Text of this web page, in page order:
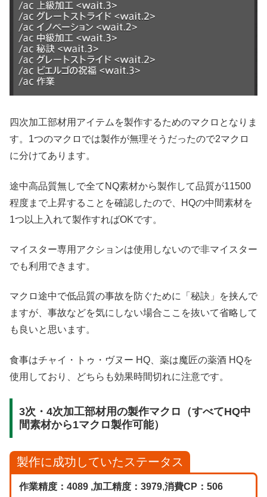
四次加工部材用アイテムを製作するためのマクロとなりま
す。1つのマクロでは製作が無理そうだったので2マクロ
に分けてあります。
途中高品質無しで全てNQ素材から製作して品質が11500
程度まで上昇することを確認したので、HQの中間素材を
1つ以上入れて製作すればOKです。
マイスター専用アクションは使用しないので非マイスター
でも利用できます。
マクロ途中で低品質の事故を防ぐために「秘訣」を挟んで
ますが、事故などを気にしない場合ここを抜いて省略して
も良いと思います。
食事はチャイ・トゥ・ヴヌー HQ、薬は魔匠の薬酒 HQを
使用しており、どちらも効果時間切れに注意です。
3次・4次加工部材用の製作マクロ（すべてHQ中
間素材から1マクロ製作可能）
製作に成功していたステータス
作業精度：4089 ,加工精度：3979,消費CP：506